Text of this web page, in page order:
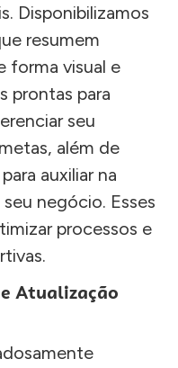
Disponibilizamos
resumem
forma visual e
prontas para
seu
além de
auxiliar na
negócio. Esses
processos e
Atualização